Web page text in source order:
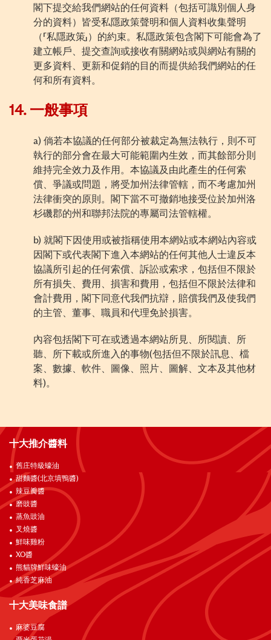
閣下提交給我們網站的任何資料 （包括可識別 個人身
分的資料）皆受私隱政策聲明和個人資料收集聲明
（「私隱政策」）的約束。私隱政策包含閣下可能會為了
建立帳戶、提交查詢或接收有關網站或與網站有關的
更多資料 、更新和促銷的目的而提供給我們網站的任
何和所有資料。
14. 一般事項
a) 倘若本協議的任何部分被裁定為無法執行，則不可
執行的部分會在最大可能範圍內生效，而其餘部分則
維持完全效力 及作用 。本協議及由此產生的任何索
償、爭議或問題，將受加州法律管轄，而不考慮加州
法律衝突的原則。閣下當不可撤銷地接受位於加州洛
杉磯郡的州和聯邦法院的專屬司法管轄權。
b) 就閣下 因使用或被指稱使用本網站或本網站內容或
因閣下或代表閣下進入本網站的任何其他人士違反本
協議所引起的任何索償、訴訟或索求，包括但不限於
所有損失、費用、損害和費用，包括但不限於法律和
會計費用，閣下同意代我們抗辯，賠償我們及使我們
的主管、董事、 職員和代理免於損害。
內容包括閣下可在或透過本網站所見、所閱讀、所
聽、所下載或所進入的事物(包括但不限於訊息、檔
案、數據、軟件、圖像、照片、圖解、文本及其他材
料)。
十大推介醬料
舊庄特級蠔油
甜麵醬(北京填鴨醬)
辣豆瓣醬
磨豉醬
蒸魚豉油
叉燒醬
鮮味雞粉
XO醬
熊貓牌鮮味蠔油
純香芝麻油
十大美味食譜
麻婆豆腐